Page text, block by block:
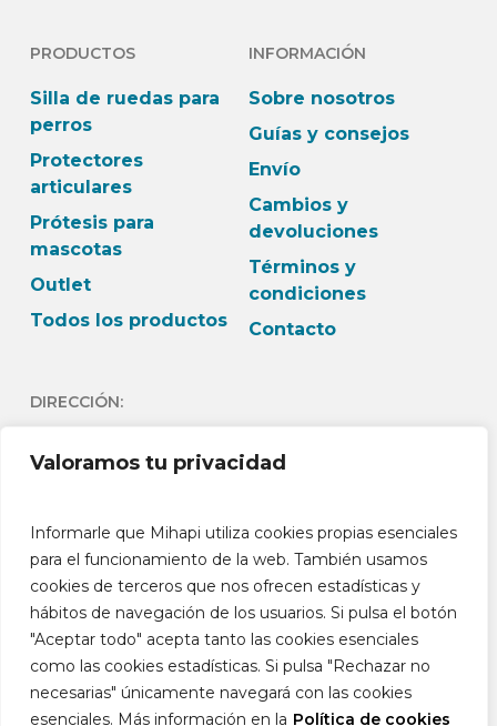
Valoramos tu privacidad
Informarle que Mihapi utiliza cookies propias esenciales
para el funcionamiento de la web. También usamos
cookies de terceros que nos ofrecen estadísticas y
hábitos de navegación de los usuarios. Si pulsa el botón
"Aceptar todo" acepta tanto las cookies esenciales
como las cookies estadísticas. Si pulsa "Rechazar no
necesarias" únicamente navegará con las cookies
esenciales. Más información en la Política de cookies
PRODUCTOS
Silla de ruedas para
perros
Protectores
articulares
Prótesis para
mascotas
Outlet
Todos los productos
INFORMACIÓN
Sobre nosotros
Guías y consejos
Envío
Cambios y
devoluciones
Términos y
condiciones
Contacto
DIRECCIÓN:
Dch 03730- Jávea -
L-J: 9h-13:30h L-J: 15h –
18:30h V: 9h-14h